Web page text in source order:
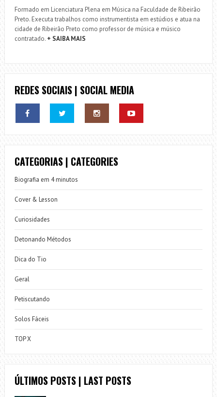
Formado em Licenciatura Plena em Música na Faculdade de Ribeirão
Preto. Executa trabalhos como instrumentista em estúdios e atua na
cidade de Ribeirão Preto como professor de música e músico
contratado. + SAIBA MAIS
REDES SOCIAIS | SOCIAL MEDIA
CATEGORIAS | CATEGORIES
Biografia em 4 minutos
Cover & Lesson
Curiosidades
Detonando Métodos
Dica do Tio
Geral
Petiscutando
Solos Fáceis
TOP X
ÚLTIMOS POSTS | LAST POSTS